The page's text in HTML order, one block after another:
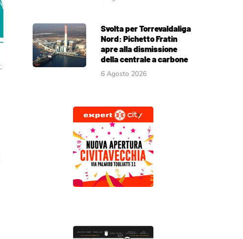
Svolta per Torrevaldaliga
Nord: Pichetto Fratin
apre alla dismissione
della centrale a carbone
6 Agosto 2026